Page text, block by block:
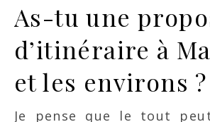
As-tu une
d’itinéraire à
et les environs ?
Je pense que le tout